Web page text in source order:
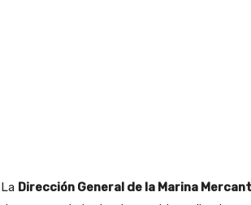
La Dirección General de la Marina